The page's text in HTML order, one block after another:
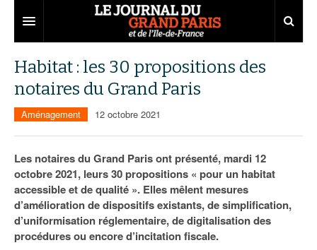
Territoires
Aménagement
Institutions
Services urbains
Entreprises
Emploi
Attractivité
75
77
Carnet
Nominations
Les Assises du Grand Paris
Éditions précédentes
Le podcast
Habitat : les 30 propositions des
notaires du Grand Paris
Aménagement 12 octobre 2021
Les notaires du Grand Paris ont présenté, mardi 12
octobre 2021, leurs 30 propositions « pour un habitat
accessible et de qualité ». Elles mêlent mesures
d’amélioration de dispositifs existants, de simplification,
d’uniformisation réglementaire, de digitalisation des
procédures ou encore d’incitation fiscale.